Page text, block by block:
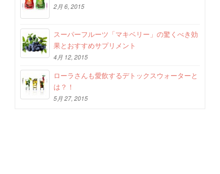
2月 6, 2015
スーパーフルーツ「マキベリー」の驚くべき効
果とおすすめサプリメント
4月 12, 2015
ローラさんも愛飲するデトックスウォーターと
は？！
5月 27, 2015